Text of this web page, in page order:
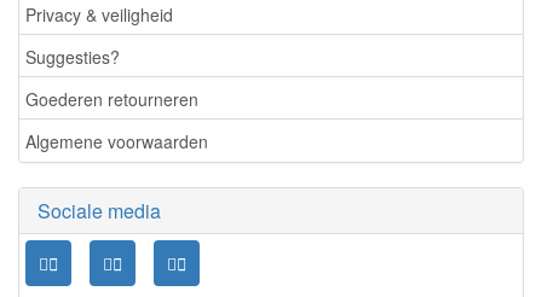
Privacy & veiligheid
Suggesties?
Goederen retourneren
Algemene voorwaarden
Sociale media